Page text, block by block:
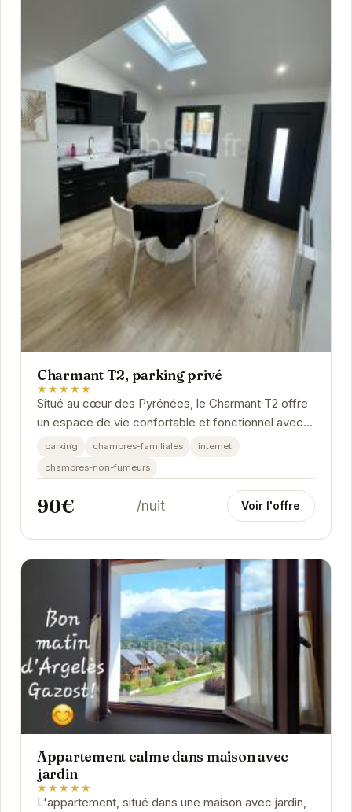
Charmant T2, parking privé
★★★★★
Situé au cœur des Pyrénées, le Charmant T2 offre
un espace de vie confortable et fonctionnel avec
parking privé.
parking chambres-familiales
internet
chambres-non-fumeurs
90€ /nuit Voir l'offre
Appartement calme dans maison avec
jardin
★★★★★
L'appartement, situé dans une maison avec jardin,